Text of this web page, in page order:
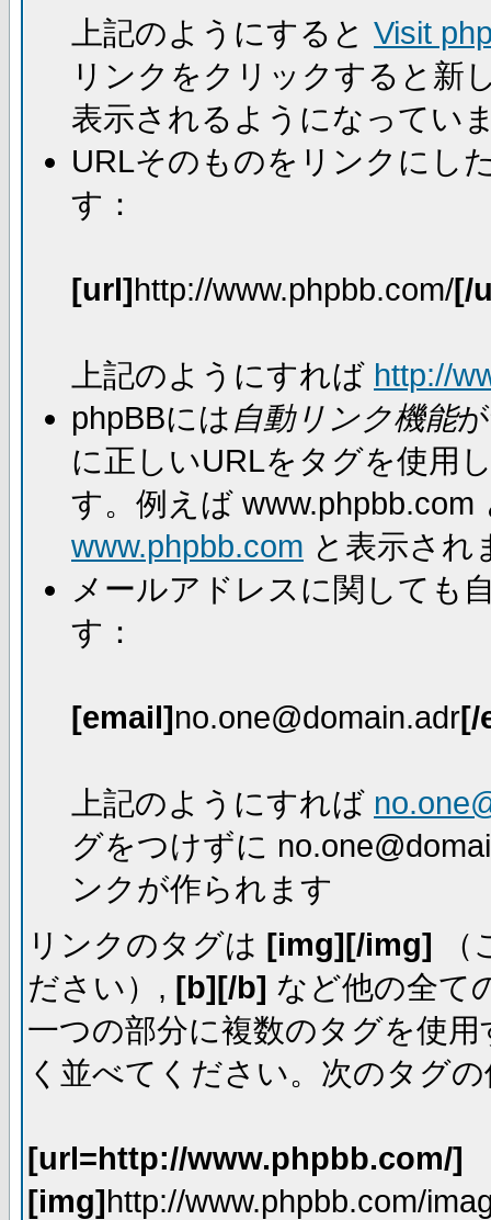
上記のようにすると Visit
リンクをクリックすると新
表示されるようになってい
URLそのものをリンクにし
す：
[url]http://www.phpbb.com/[/
上記のようにすれば http://
phpBBには 自動リンク機能
に正しいURLをタグを使用
す。例えば
www.phpbb.com と表示され
メールアドレスに関しても
す：
[email]no.one@domain.adr[/
上記のようにすれば
グをつけずに
ンクが作られます
リンクのタグは [img][/img] （
ださい）, [b][/b] など他の全て
一つの部分に複数のタグを使
く並べてください。次のタグ
[url=http://www.phpbb.com/]
[img]http://www.phpbb.com/